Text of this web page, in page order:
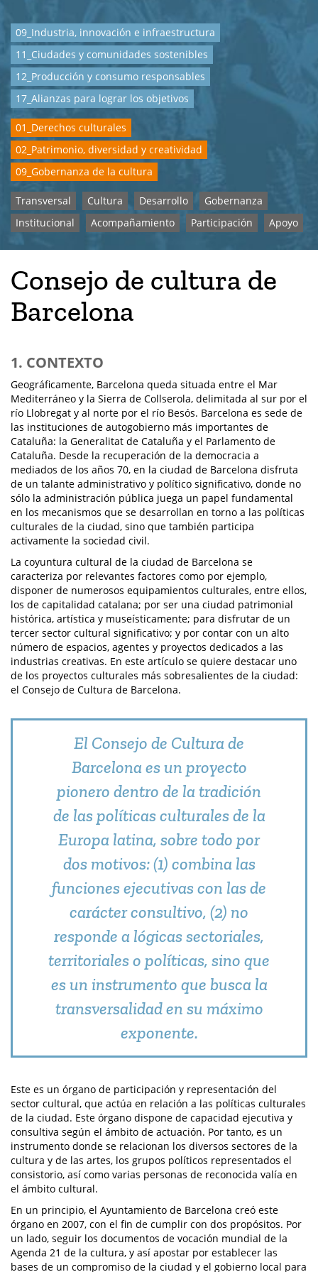
09_Industria, innovación e infraestructura
11_Ciudades y comunidades sostenibles
12_Producción y consumo responsables
17_Alianzas para lograr los objetivos
01_Derechos culturales
02_Patrimonio, diversidad y creatividad
09_Gobernanza de la cultura
Transversal Cultura Desarrollo
Gobernanza
Institucional
Acompañamiento Participación Apoyo
Consejo de cultura de
Barcelona
1. CONTEXTO
Geográficamente, Barcelona queda situada entre el Mar
Mediterráneo y la Sierra de Collserola, delimitada al sur por el
río Llobregat y al norte por el río Besós. Barcelona es sede de
las instituciones de autogobierno más importantes de
Cataluña: la Generalitat de Cataluña y el Parlamento de
Cataluña. Desde la recuperación de la democracia a
mediados de los años 70, en la ciudad de Barcelona disfruta
de un talante administrativo y político significativo, donde no
sólo la administración pública juega un papel fundamental
en los mecanismos que se desarrollan en torno a las políticas
culturales de la ciudad, sino que también participa
activamente la sociedad civil.
La coyuntura cultural de la ciudad de Barcelona se
caracteriza por relevantes factores como por ejemplo,
disponer de numerosos equipamientos culturales, entre ellos,
los de capitalidad catalana; por ser una ciudad patrimonial
histórica, artística y museísticamente; para disfrutar de un
tercer sector cultural significativo; y por contar con un alto
número de espacios, agentes y proyectos dedicados a las
industrias creativas. En este artículo se quiere destacar uno
de los proyectos culturales más sobresalientes de la ciudad:
el Consejo de Cultura de Barcelona.
El Consejo de Cultura de
Barcelona es un proyecto
pionero dentro de la tradición
de las políticas culturales de la
Europa latina, sobre todo por
dos motivos: (1) combina las
funciones ejecutivas con las de
carácter consultivo, (2) no
responde a lógicas sectoriales,
territoriales o políticas, sino que
es un instrumento que busca la
transversalidad en su máximo
exponente.
Este es un órgano de participación y representación del
sector cultural, que actúa en relación a las políticas culturales
de la ciudad. Este órgano dispone de capacidad ejecutiva y
consultiva según el ámbito de actuación. Por tanto, es un
instrumento donde se relacionan los diversos sectores de la
cultura y de las artes, los grupos políticos representados el
consistorio, así como varias personas de reconocida valía en
el ámbito cultural.
En un principio, el Ayuntamiento de Barcelona creó este
órgano en 2007, con el fin de cumplir con dos propósitos. Por
un lado, seguir los documentos de vocación mundial de la
Agenda 21 de la cultura, y así apostar por establecer las
bases de un compromiso de la ciudad y el gobierno local para